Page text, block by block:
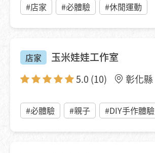
#店家 #必體驗 #休閒運動
店家 玉米娃娃工作室
5.0 (10) 彰化縣
#必體驗 #親子 #DIY手作體驗